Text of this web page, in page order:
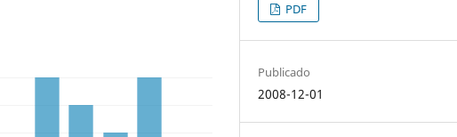
PDF
Publicado
2008-12-01